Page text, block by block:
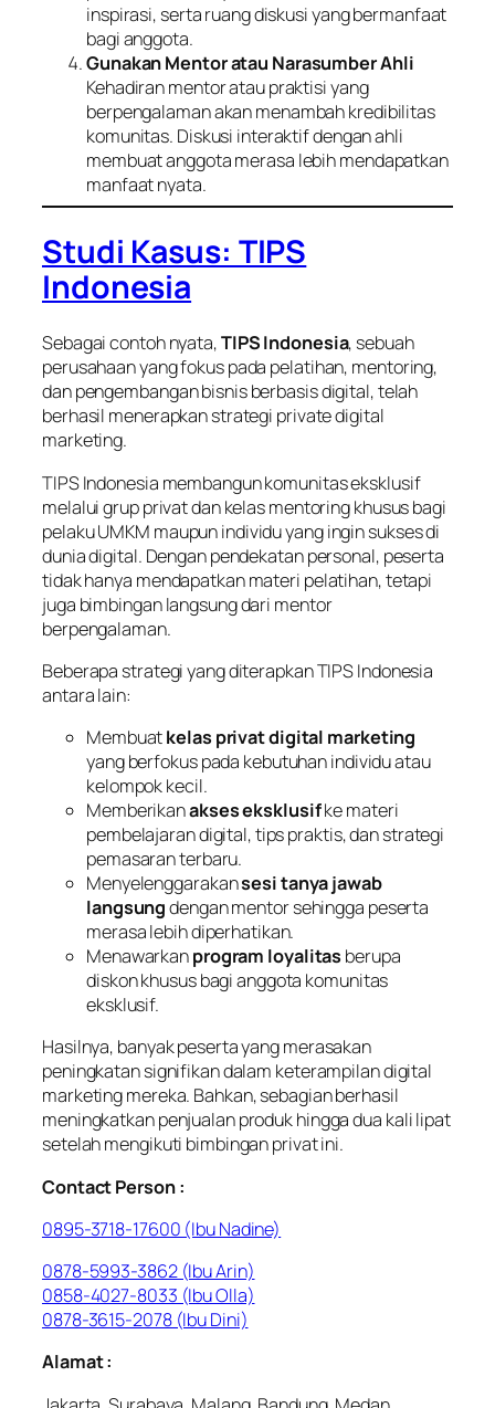
inspirasi, serta ruang diskusi yang bermanfaat
bagi anggota.
Gunakan Mentor atau Narasumber Ahli
Kehadiran mentor atau praktisi yang
berpengalaman akan menambah kredibilitas
komunitas. Diskusi interaktif dengan ahli
membuat anggota merasa lebih mendapatkan
manfaat nyata.
Studi Kasus: TIPS
Indonesia
Sebagai contoh nyata,TIPS Indonesia, sebuah
perusahaan yang fokus pada pelatihan, mentoring,
dan pengembangan bisnis berbasis digital, telah
berhasil menerapkan strategi private digital
marketing.
TIPS Indonesia membangun komunitas eksklusif
melalui grup privat dan kelas mentoring khusus bagi
pelaku UMKM maupun individu yang ingin sukses di
dunia digital. Dengan pendekatan personal, peserta
tidak hanya mendapatkan materi pelatihan, tetapi
juga bimbingan langsung dari mentor
berpengalaman.
Beberapa strategi yang diterapkan TIPS Indonesia
antara lain:
Membuatkelas privat digital marketing
yang berfokus pada kebutuhan individu atau
kelompok kecil.
Memberikanakses eksklusifke materi
pembelajaran digital, tips praktis, dan strategi
pemasaran terbaru.
Menyelenggarakansesi tanya jawab
langsungdengan mentor sehingga peserta
merasa lebih diperhatikan.
Menawarkanprogram loyalitas berupa
diskon khusus bagi anggota komunitas
eksklusif.
Hasilnya, banyak peserta yang merasakan
peningkatan signifikan dalam keterampilan digital
marketing mereka. Bahkan, sebagian berhasil
meningkatkan penjualan produk hingga dua kali lipat
setelah mengikuti bimbingan privat ini.
Contact Person :
0895-3718-17600 (Ibu Nadine)
0878-5993-3862 (Ibu Arin)
0858-4027-8033 (Ibu Olla)
0878-3615-2078 (Ibu Dini)
Alamat :